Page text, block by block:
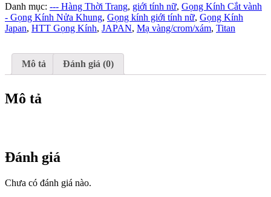
HANAI
7313
mạ
size
16
ngang
kính
Danh mục: --- Hàng Thời Trang, giới tính nữ, Gọng Kính Cắt vành
- Gọng Kính Nửa Khung, Gọng kính giới tính nữ, Gọng Kính
Japan, HTT Gọng Kính, JAPAN, Mạ vàng/crom/xám, Titan
Mô tả Đánh giá (0)
Mô tả
Đánh giá
Chưa có đánh giá nào.